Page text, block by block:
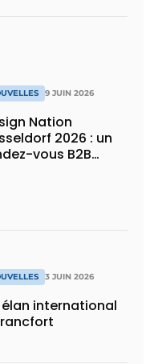
9 JUIN 2026
Nation
2026 : un
vous B2B
3 JUIN 2026
élan international